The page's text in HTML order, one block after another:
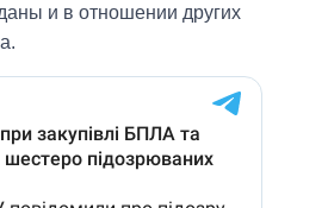
и в отношении других